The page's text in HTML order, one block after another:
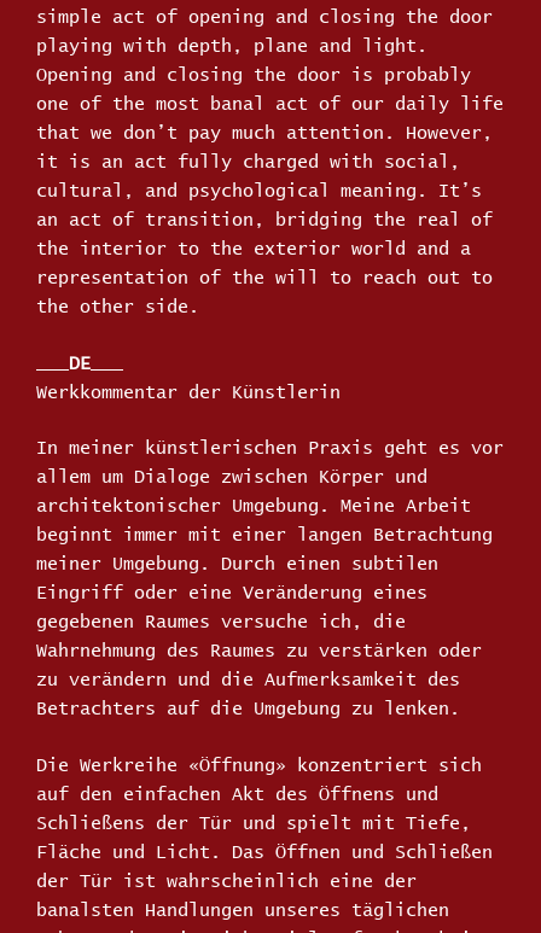
simple act of opening and closing the door
playing with depth, plane and light.
Opening and closing the door is probably
one of the most banal act of our daily life
that we don’t pay much attention. However,
it is an act fully charged with social,
cultural, and psychological meaning. It’s
an act of transition, bridging the real of
the interior to the exterior world and a
representation of the will to reach out to
the other side.
DE
Werkkommentar der Künstlerin
In meiner künstlerischen Praxis geht es vor
allem um Dialoge zwischen Körper und
architektonischer Umgebung. Meine Arbeit
beginnt immer mit einer langen Betrachtung
meiner Umgebung. Durch einen subtilen
Eingriff oder eine Veränderung eines
gegebenen Raumes versuche ich, die
Wahrnehmung des Raumes zu verstärken oder
zu verändern und die Aufmerksamkeit des
Betrachters auf die Umgebung zu lenken.
Die Werkreihe «Öffnung» konzentriert sich
auf den einfachen Akt des Öffnens und
Schließens der Tür und spielt mit Tiefe,
Fläche und Licht. Das Öffnen und Schließen
der Tür ist wahrscheinlich eine der
banalsten Handlungen unseres täglichen